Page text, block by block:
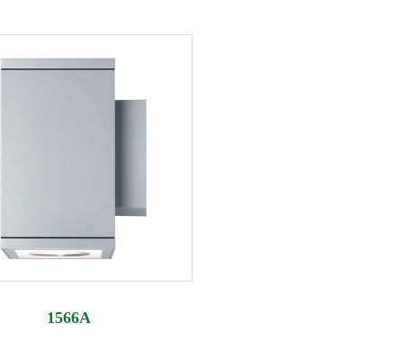
1566A